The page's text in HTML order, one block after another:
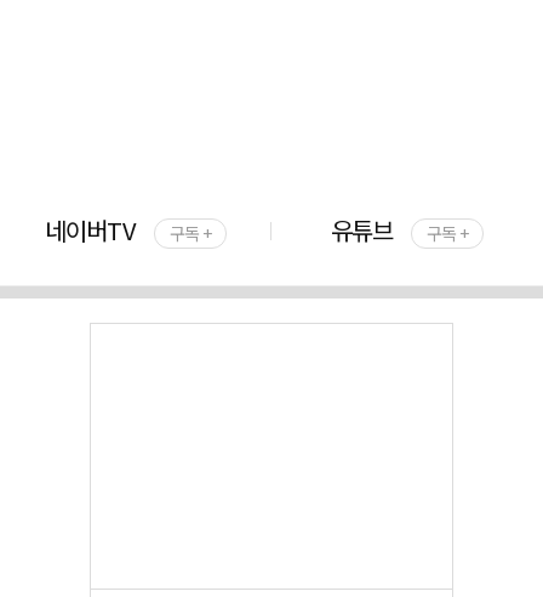
네이버TV 구독 + 유튜브 구독 +